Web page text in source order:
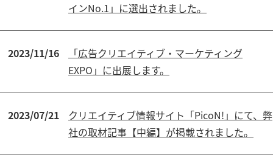
インNo.1」に選出されました。
2023/11/16
「広告クリエイティブ・マーケティング
EXPO」に出展します。
2023/07/21
クリエイティブ情報サイト「PicoN!」にて、弊
社の取材記事【中編】が掲載されました。